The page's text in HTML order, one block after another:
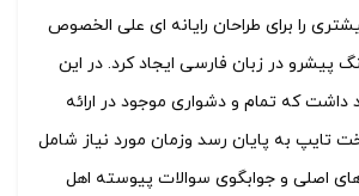
را برای طراحان رایانه ای علی الخصوص
پیشرو در زبان فارسی ایجاد کرد. در این
که تمام و دشواری موجود در ارائه
تایپ به پایان رسد وزمان مورد نیاز شامل
اصلی و جوابگوی سوالات پیوسته اهل